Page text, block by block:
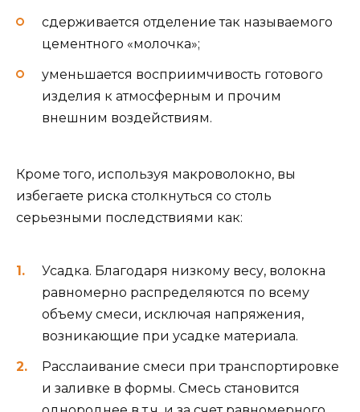
сдерживается отделение так называемого
цементного «молочка»;
уменьшается восприимчивость готового
изделия к атмосферным и прочим
внешним воздействиям.
Кроме того, используя макроволокно, вы
избегаете риска столкнуться со столь
серьезными последствиями как:
Усадка. Благодаря низкому весу, волокна
равномерно распределяются по всему
объему смеси, исключая напряжения,
возникающие при усадке материала.
Расслаивание смеси при транспортировке
и заливке в формы. Смесь становится